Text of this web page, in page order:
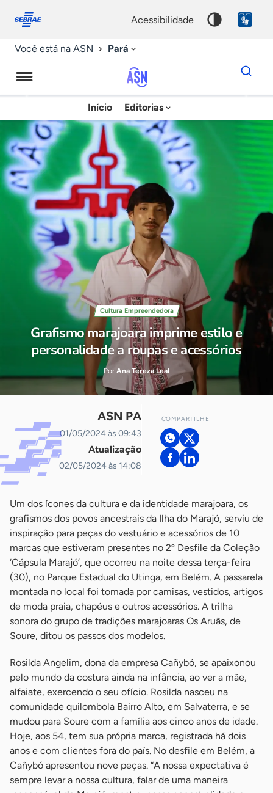
conosco
acessibilidade
Você está na ASN Pará
Agência
Sebrae
de
Notícias
Início Editorias
Dados
para
chave
Cultura Empreendedora
Grafismo marajoara imprime estilo e
personalidade a roupas e acessórios
Por Ana Tereza Leal
ASN PA
01/05/2024 às 09:43
Atualização
02/05/2024 às 14:08
COMPARTILHE
Um dos ícones da cultura e da identidade marajoara, os
grafismos dos povos ancestrais da Ilha do Marajó, serviu de
inspiração para peças do vestuário e acessórios de 10
marcas que estiveram presentes no 2º Desfile da Coleção
‘Cápsula Marajó’, que ocorreu na noite dessa terça-feira
(30), no Parque Estadual do Utinga, em Belém. A passarela
montada no local foi tomada por camisas, vestidos, artigos
de moda praia, chapéus e outros acessórios. A trilha
sonora do grupo de tradições marajoaras Os Aruãs, de
Soure, ditou os passos dos modelos.
Rosilda Angelim, dona da empresa Cañybó, se apaixonou
pelo mundo da costura ainda na infância, ao ver a mãe,
alfaiate, exercendo o seu ofício. Rosilda nasceu na
comunidade quilombola Bairro Alto, em Salvaterra, e se
mudou para Soure com a família aos cinco anos de idade.
Hoje, aos 54, tem sua própria marca, registrada há dois
anos e com clientes fora do país. No desfile em Belém, a
Cañybó apresentou nove peças. “A nossa expectativa é
sempre levar a nossa cultura, falar de uma maneira